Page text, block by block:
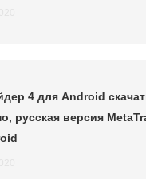
4 для Android
русская версия